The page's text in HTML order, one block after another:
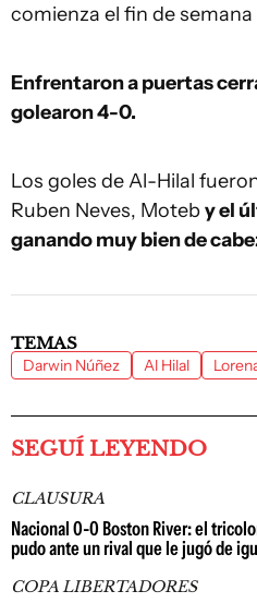
comienza el fin de semana
Enfrentaron a puertas
golearon 4-0.
Los goles de Al-Hilal
Ruben Neves, Moteby el
ganando muy bien de
TEMAS
Darwin Núñez Al Hilal
SEGUÍ LEYENDO
CLAUSURA
Nacional 0-0 Boston River: el
pudo ante un rival que le jugó de
COPA LIBERTADORES